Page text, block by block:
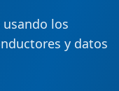
los
y datos